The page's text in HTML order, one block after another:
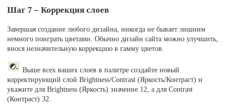
Шаг 7 – Коррекция слоев
Завершая создание любого дизайна, никогда не бывает лишним
немного поиграть цветами. Обычно дизайн сайта можно улучшить,
внося незначительную коррекцию в гамму цветов.
Выше всех ваших слоев в палитре создайте новый
корректирующий слой Brightness/Contrast (Яркость/Контраст) и
укажите для Brightness (Яркость) значение 12, а для Contrast
(Контраст) 32.